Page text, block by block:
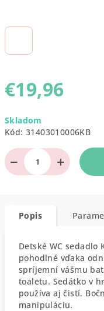
€19,96
cena:
Skladom
Kód: 31403010006KB
+
−
Popis
Detské WC
pohodlné vďaka
spríjemní vášmu
toaletu. Sedátko v
používa aj čistí.
manipuláciu.